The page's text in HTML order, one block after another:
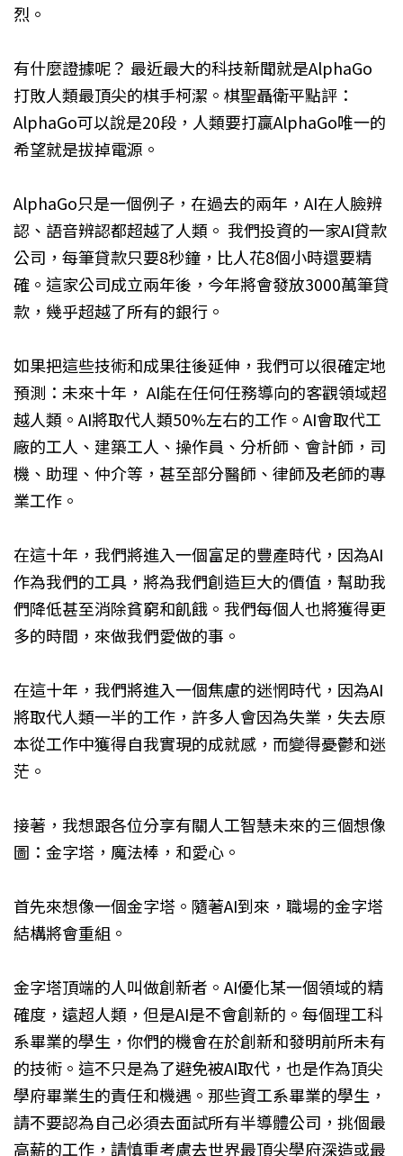
烈。
有什麼證據呢？ 最近最大的科技新聞就是AlphaGo
打敗人類最頂尖的棋手柯潔。棋聖聶衛平點評：
AlphaGo可以說是20段，人類要打贏AlphaGo唯一的
希望就是拔掉電源。
AlphaGo只是一個例子，在過去的兩年，AI在人臉辨
認、語音辨認都超越了人類。 我們投資的一家AI貸款
公司，每筆貸款只要8秒鐘，比人花8個小時還要精
確。這家公司成立兩年後，今年將會發放3000萬筆貸
款，幾乎超越了所有的銀行。
如果把這些技術和成果往後延伸，我們可以很確定地
預測：未來十年， AI能在任何任務導向的客觀領域超
越人類。AI將取代人類50%左右的工作。AI會取代工
廠的工人、建築工人、操作員、分析師、會計師，司
機、助理、仲介等，甚至部分醫師、律師及老師的專
業工作。
在這十年，我們將進入一個富足的豐產時代，因為AI
作為我們的工具，將為我們創造巨大的價值，幫助我
們降低甚至消除貧窮和飢餓。我們每個人也將獲得更
多的時間，來做我們愛做的事。
在這十年，我們將進入一個焦慮的迷惘時代，因為AI
將取代人類一半的工作，許多人會因為失業，失去原
本從工作中獲得自我實現的成就感，而變得憂鬱和迷
茫。
接著，我想跟各位分享有關人工智慧未來的三個想像
圖：金字塔，魔法棒，和愛心。
首先來想像一個金字塔。隨著AI到來，職場的金字塔
結構將會重組。
金字塔頂端的人叫做創新者。AI優化某一個領域的精
確度，遠超人類，但是AI是不會創新的。每個理工科
系畢業的學生，你們的機會在於創新和發明前所未有
的技術。這不只是為了避免被AI取代，也是作為頂尖
學府畢業生的責任和機遇。那些資工系畢業的學生，
請不要認為自己必須去面試所有半導體公司，挑個最
高薪的工作，請慎重考慮去世界最頂尖學府深造或最